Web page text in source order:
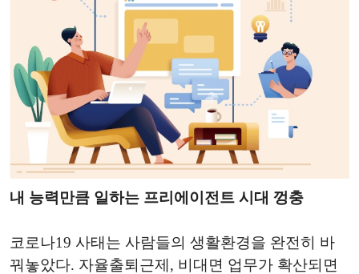
내 능력만큼 일하는 프리에이전트 시대 껑충
코로나19 사태는 사람들의 생활환경을 완전히 바
꿔놓았다. 자율출퇴근제, 비대면 업무가 확산되면